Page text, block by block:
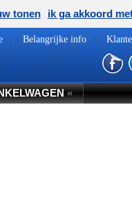
Belangrijke info
«
tonen ik ga akkoord